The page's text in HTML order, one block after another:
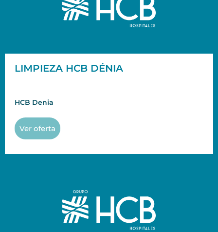
LIMPIEZA HCB DÉNIA
HCB Denia
Ver oferta